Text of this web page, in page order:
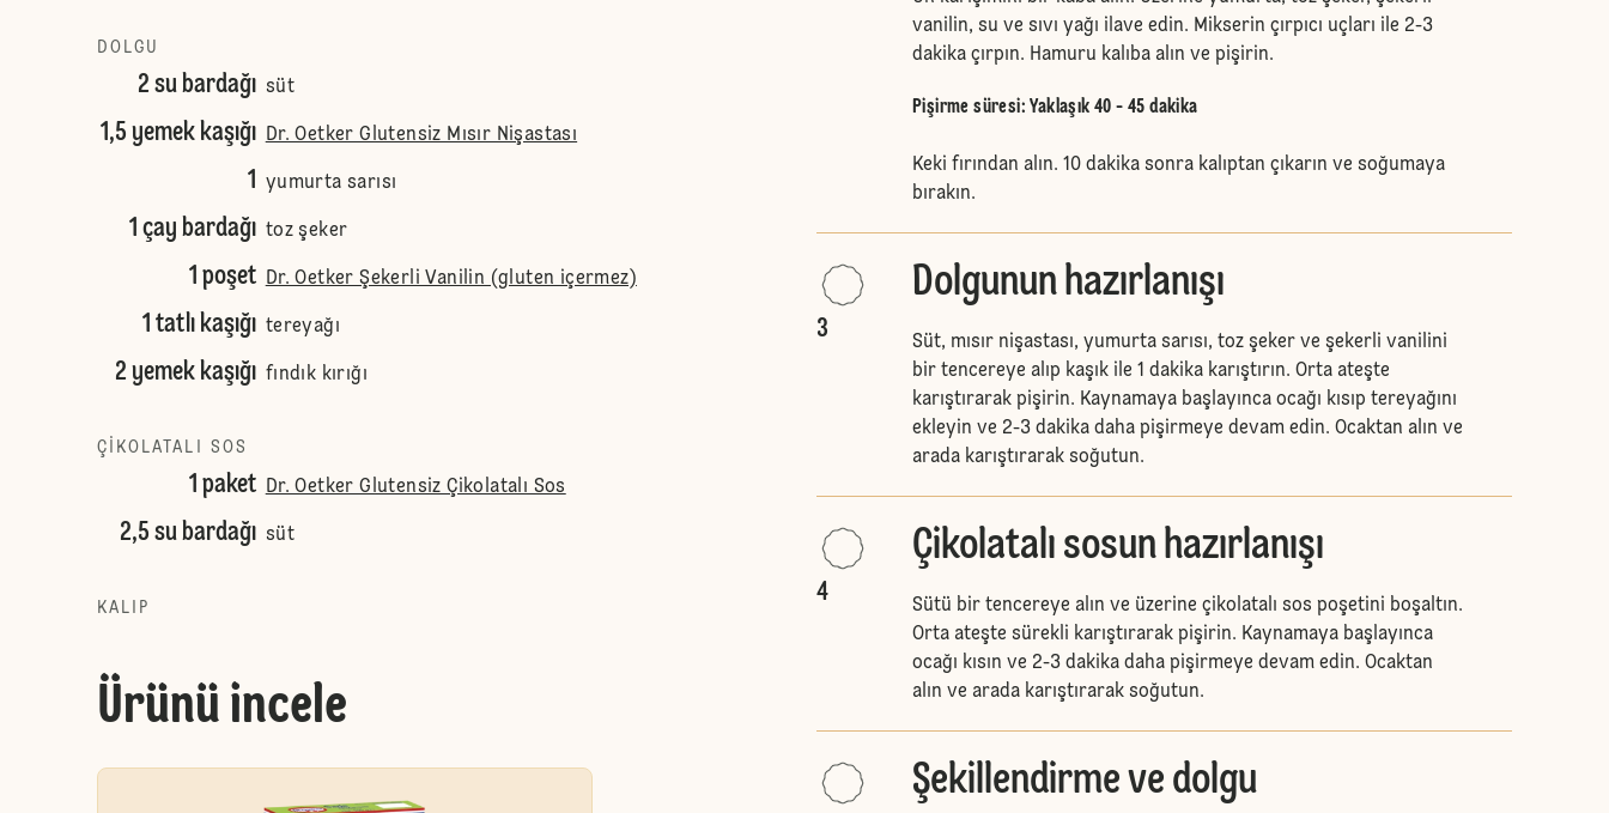
DOLGU
2 su bardağı süt
1,5 yemek kaşığı Dr. Oetker Glutensiz Mısır Nişastası
1 yumurta sarısı
1 çay bardağı toz şeker
1 poşet Dr. Oetker Şekerli Vanilin (gluten içermez)
1 tatlı kaşığı tereyağı
2 yemek kaşığı fındık kırığı
ÇIKOLATALI SOS
1 paket Dr. Oetker Glutensiz Çikolatalı Sos
2,5 su bardağı süt
KALIP
Ürünü incele
vanilin, su ve sıvı yağı ilave edin. Mikserin çırpıcı uçları ile 2-3
dakika çırpın. Hamuru kalıba alın ve pişirin.
Pişirme süresi: Yaklaşık 40 - 45 dakika
Keki fırından alın. 10 dakika sonra kalıptan çıkarın ve soğumaya
bırakın.
3
Dolgunun hazırlanışı
Süt, mısır nişastası, yumurta sarısı, toz şeker ve şekerli vanilini
bir tencereye alıp kaşık ile 1 dakika karıştırın. Orta ateşte
karıştırarak pişirin. Kaynamaya başlayınca ocağı kısıp tereyağını
ekleyin ve 2-3 dakika daha pişirmeye devam edin. Ocaktan alın ve
arada karıştırarak soğutun.
4
Çikolatalı sosun hazırlanışı
Sütü bir tencereye alın ve üzerine çikolatalı sos poşetini boşaltın.
Orta ateşte sürekli karıştırarak pişirin. Kaynamaya başlayınca
ocağı kısın ve 2-3 dakika daha pişirmeye devam edin. Ocaktan
alın ve arada karıştırarak soğutun.
Şekillendirme ve dolgu